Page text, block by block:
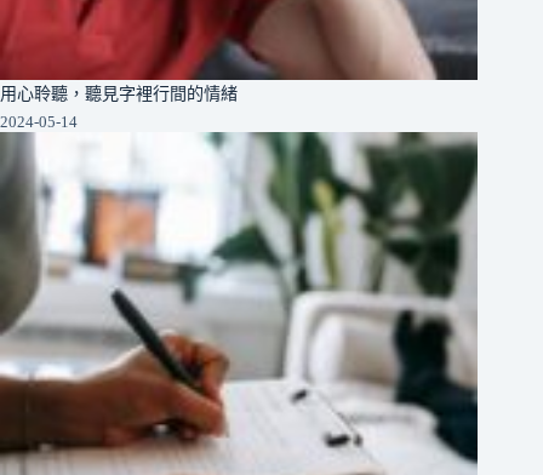
用心聆聽，聽見字裡行間的情緒
2024-05-14